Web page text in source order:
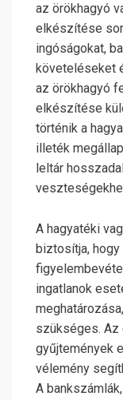
az örökhagyó
elkészítése
ingóságokat,
követeléseket
az örökhagyó
elkészítése
történik a
illeték
leltár
A hagyatéki
biztosítja,
ingatlanok
szükséges. Az
gyűjtemények
vélemény
A